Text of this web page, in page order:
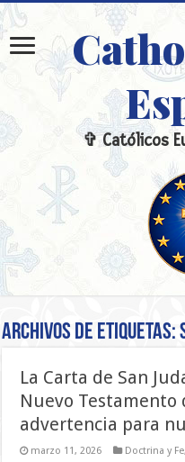
✞ Católicos
Archivos de etiquetas:
La Carta de San
Nuevo Testamento
advertencia para
marzo 11, 2026 Doctrina y Fe,